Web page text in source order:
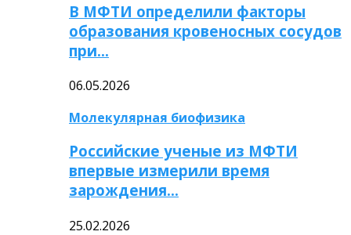
В МФТИ определили факторы
образования кровеносных сосудов
при…
06.05.2026
Молекулярная биофизика
Российские ученые из МФТИ
впервые измерили время
зарождения…
25.02.2026